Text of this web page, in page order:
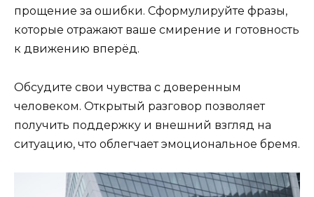
прощение за ошибки. Сформулируйте фразы,
которые отражают ваше смирение и готовность
к движению вперёд.
Обсудите свои чувства с доверенным
человеком. Открытый разговор позволяет
получить поддержку и внешний взгляд на
ситуацию, что облегчает эмоциональное бремя.